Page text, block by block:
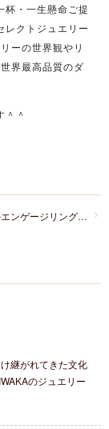
杯・一生懸命ご提
レクトジュエリー
ーの世界観やリ
界最高品質のダ
＾＾
幸福が訪れる♪エンゲージリング「スズランの音色」と表裏一体がテーマの謎なマリッジリングのBRIDGEブリッジのセットリング
継がれてきた文化
のジュエリー